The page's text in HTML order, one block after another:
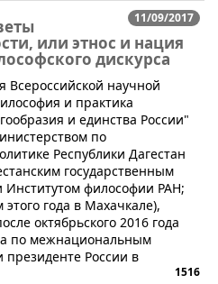
11/09/2017
или этнос и нация
дискурса
Всероссийской научной
и практика
и единства России"
по
Республики Дагестан
государственным
Институтом философии РАН;
года в Махачкале),
октябрьского 2016 года
по межнациональным
России в
1516